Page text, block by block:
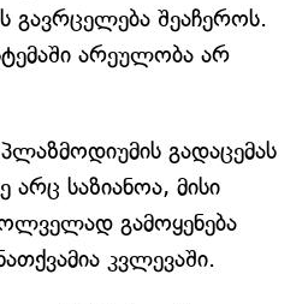
გავრცელება შეაჩეროს.
არეულობა არ
გადაცემას
არც საზიანოა, მისი
გამოყენება
კვლევაში.